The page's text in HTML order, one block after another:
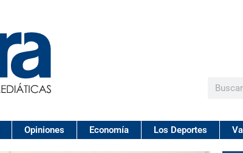
Buscar
Opiniones Economía Los Deportes